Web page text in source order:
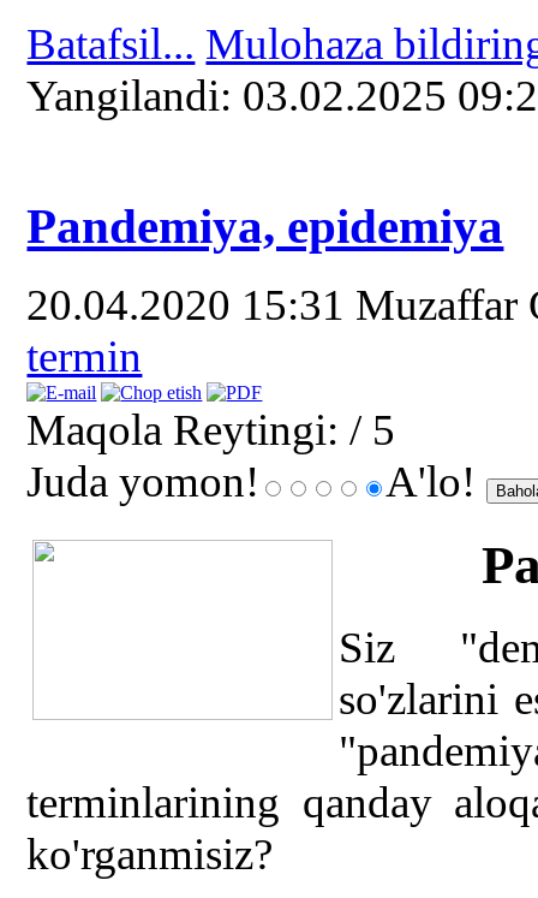
Batafsil... Mulohaza
Yangilаndi: 03.02.2025
Pandemiya, epidemiya
20.04.2020 15:31 Muzaffar
termin
Maqola Reytingi: / 5
Juda yomon!
A'lo!
Siz
so'zlarini
terminlarining qanday
ko'rganmisiz?